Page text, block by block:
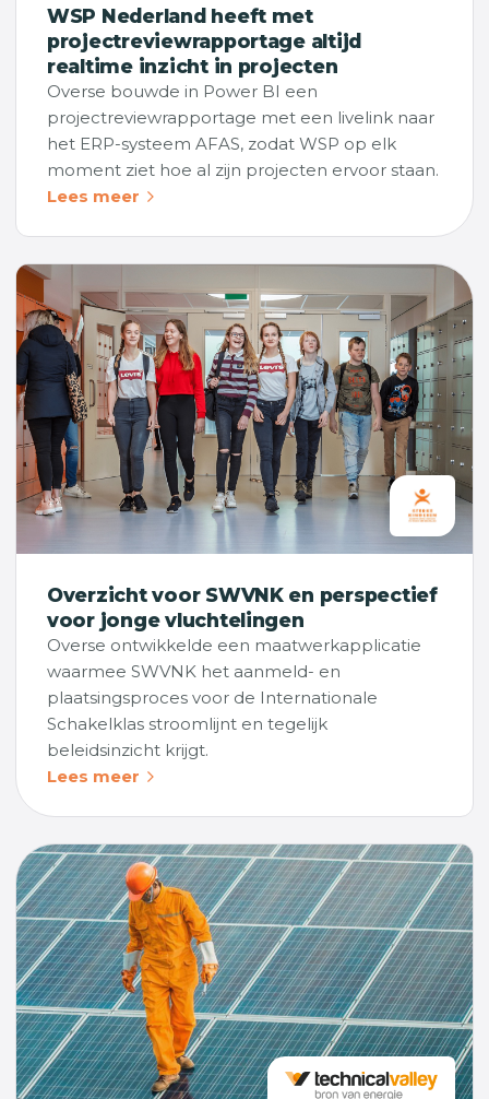
WSP Nederland heeft met
projectreviewrapportage altijd
realtime inzicht in projecten
Overse bouwde in Power BI een
projectreviewrapportage met een livelink naar
het ERP-systeem AFAS, zodat WSP op elk
moment ziet hoe al zijn projecten ervoor staan.
Lees meer
Overzicht voor SWVNK en perspectief
voor jonge vluchtelingen
Overse ontwikkelde een maatwerkapplicatie
waarmee SWVNK het aanmeld- en
plaatsingsproces voor de Internationale
Schakelklas stroomlijnt en tegelijk
beleidsinzicht krijgt.
Lees meer